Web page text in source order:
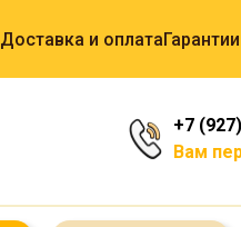
Доставка и оплата
+7
Вам